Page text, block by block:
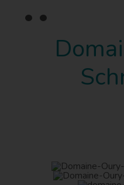
• •